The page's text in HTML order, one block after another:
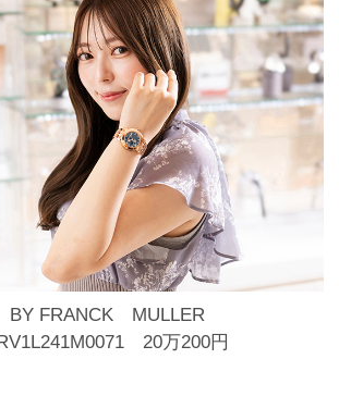
BY FRANCK MULLER
20万200円